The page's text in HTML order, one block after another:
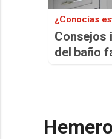
¿Conocías
Consejos
del baño